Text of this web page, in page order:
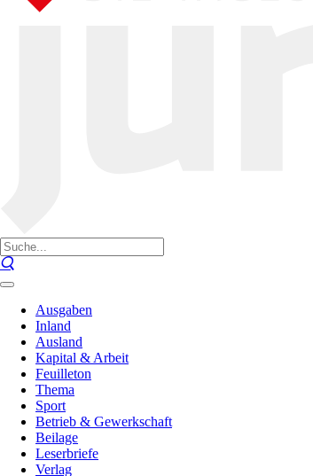
Ausgaben
Inland
Ausland
Kapital & Arbeit
Feuilleton
Thema
Sport
Betrieb & Gewerkschaft
Beilage
Leserbriefe
Verlag